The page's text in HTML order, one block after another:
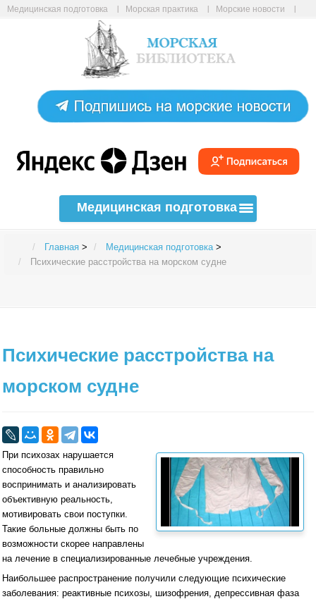
Медицинская подготовка Морская практика
Морские новости
Авиабилеты онлайн
Медицинская подготовка
Главная > Медицинская подготовка >
Психические расстройства на морском судне
Психические расстройства на
морском судне
При психозах нарушается
способность правильно
воспринимать и анализировать
объективную реальность,
мотивировать свои поступки.
Такие больные должны быть по
возможности скорее направлены
на лечение в специализированные лечебные учреждения.
Наибольшее распространение получили следующие психические
заболевания: реактивные психозы, шизофрения, депрессивная фаза